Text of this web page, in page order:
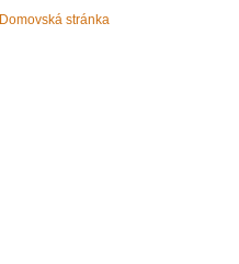
Domovská stránka